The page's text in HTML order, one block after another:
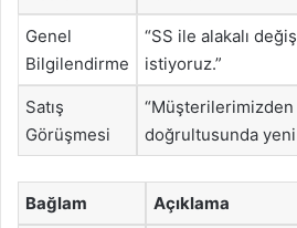
Genel
Bilgilendirme
“SS ile alakalı
istiyoruz.”
Satış
Görüşmesi
“Müşterilerimizden
doğrultusunda
Bağlam Açıklama